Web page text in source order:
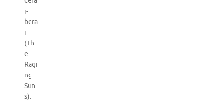
i-
bera
i
(Th
e
Ragi
ng
Sun
s).